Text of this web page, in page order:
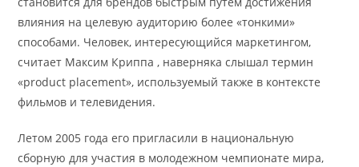
влияния на целевую аудиторию более «тонкими»
способами. Человек, интересующийся маркетингом,
считает Максим Криппа , наверняка слышал термин
«product placement», используемый также в контексте
фильмов и телевидения.
Летом 2005 года его пригласили в национальную
сборную для участия в молодежном чемпионате мира,